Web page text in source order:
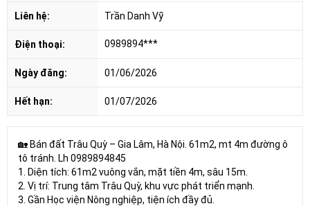
Liên hệ: Trần Danh Vỹ
Điện thoại: 0989894***
Ngày đăng: 01/06/2026
Hết hạn: 01/07/2026
🏡 Bán đất Trâu Quỳ – Gia Lâm, Hà Nội. 61m2, mt 4m đường ô
tô tránh. Lh 0989894845
1. Diện tích: 61m2 vuông vắn, mặt tiền 4m, sâu 15m.
2. Vị trí: Trung tâm Trâu Quỳ, khu vực phát triển mạnh.
3. Gần Học viện Nông nghiệp, tiện ích đầy đủ.